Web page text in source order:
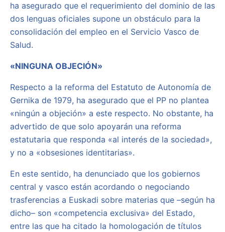
ha asegurado que el requerimiento del dominio de las
dos lenguas oficiales supone un obstáculo para la
consolidación del empleo en el Servicio Vasco de
Salud.
«NINGUNA OBJECIÓN»
Respecto a la reforma del Estatuto de Autonomía de
Gernika de 1979, ha asegurado que el PP no plantea
«ningún a objeción» a este respecto. No obstante, ha
advertido de que solo apoyarán una reforma
estatutaria que responda «al interés de la sociedad»,
y no a «obsesiones identitarias».
En este sentido, ha denunciado que los gobiernos
central y vasco están acordando o negociando
trasferencias a Euskadi sobre materias que –según ha
dicho– son «competencia exclusiva» del Estado,
entre las que ha citado la homologación de títulos